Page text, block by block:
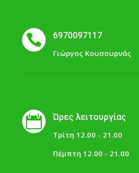
 6970097117
Γιώργος Κουσουρνάς
 Ώρες λειτουργίας
Τρίτη 12.00 - 21.00
Πέμπτη 12.00 - 21.00